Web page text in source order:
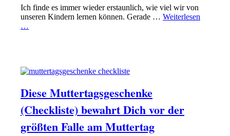
Ich finde es immer wieder erstaunlich, wie viel wir von
unseren Kindern lernen können. Gerade … Weiterlesen
…
Diese Muttertagsgeschenke
(Checkliste) bewahrt Dich vor der
größten Falle am Muttertag